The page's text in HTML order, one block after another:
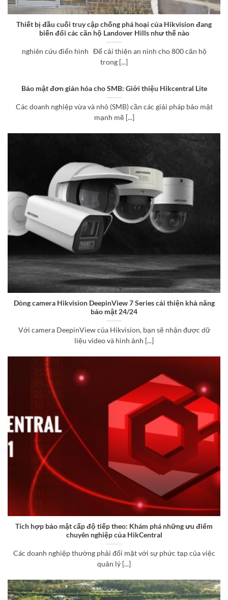
Thiết bị đầu cuối truy cập chống phá hoại của Hikvision đang
biến đổi các căn hộ Landover Hills như thế nào
nghiên cứu điển hình Để cải thiện an ninh cho 800 căn hộ
trong [...]
Bảo mật đơn giản hóa cho SMB: Giới thiệu Hikcentral Lite
Các doanh nghiệp vừa và nhỏ (SMB) cần các giải pháp bảo mật
mạnh mẽ [...]
Dòng camera Hikvision DeepinView 7 Series cải thiện khả năng
bảo mật 24/24
Với camera DeepinView của Hikvision, bạn sẽ nhận được dữ
liệu video và hình ảnh [...]
Tích hợp bảo mật cấp độ tiếp theo: Khám phá những ưu điểm
chuyên nghiệp của HikCentral
Các doanh nghiệp thường phải đối mặt với sự phức tạp của việc
quản lý [...]